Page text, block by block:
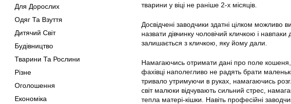
Для Дорослих
Одяг Та Взуття
Дитячий Світ
Будівництво
Тварини Та Рослини
Різне
Оголошення
Економіка
тварини у віці не раніше 2-х місяців.
Досвідчені заводчики здатні цілком
назвати дівчинку чоловічий кличкою і
залишається з кличкою, яку йому дали.
Намагаючись отримати дані про поле кошеня,
фахівці наполегливо не радять брати
тривало утримуючи в руках, намагаючись
світ малюки відчувають сильний стрес,
тепла матері-кішки. Навіть професійні